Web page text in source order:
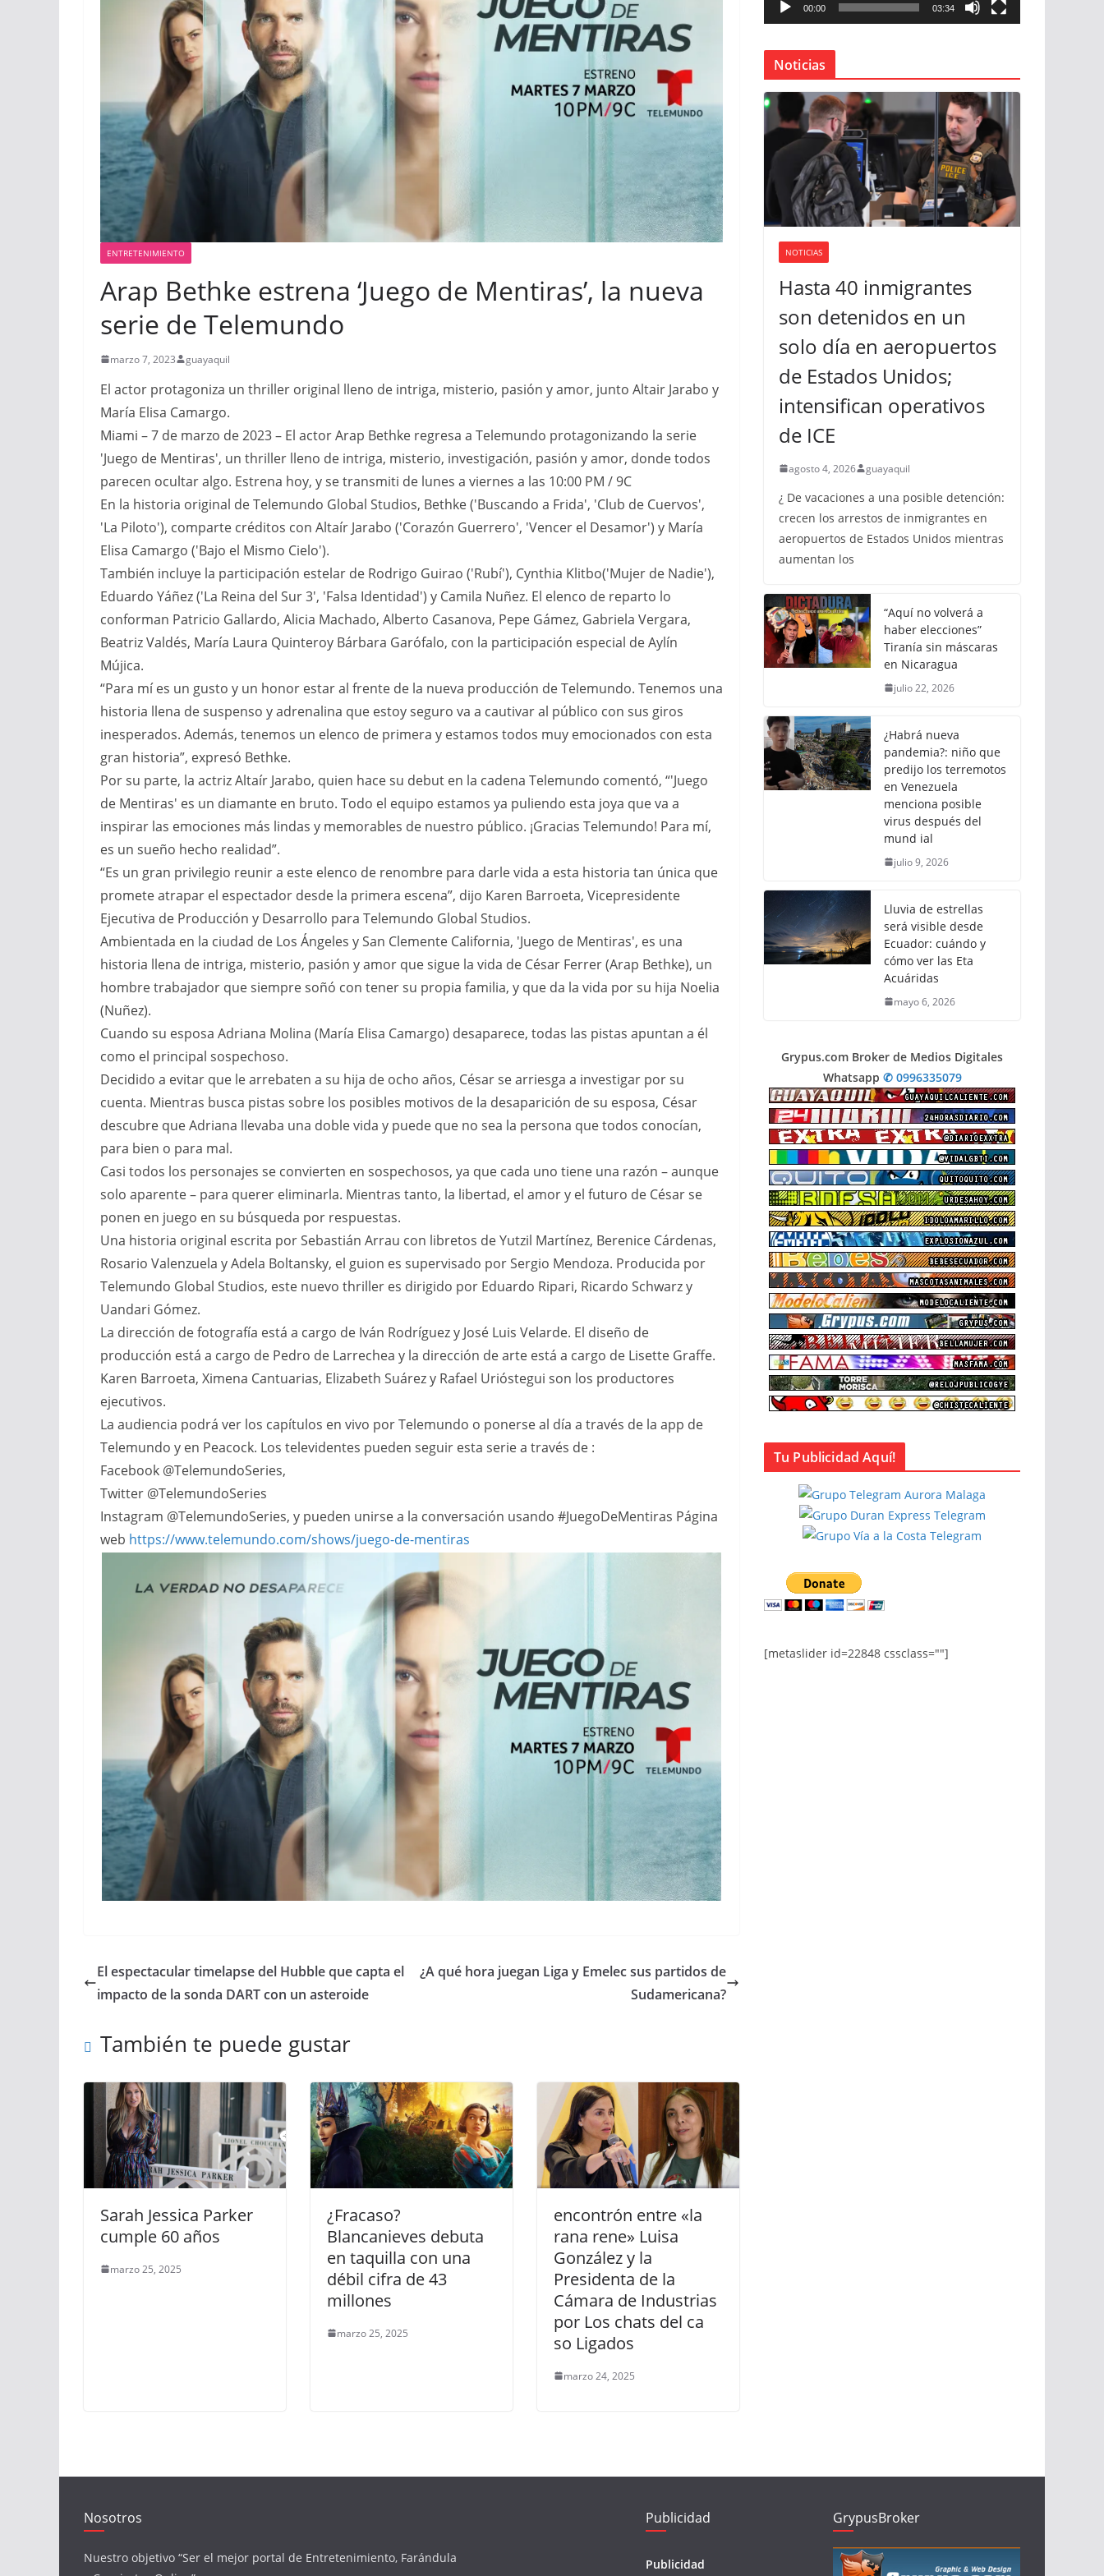
ENTRETENIMIENTO
Arap Bethke estrena ‘Juego de Mentiras’, la nueva
serie de Telemundo
marzo 7, 2023 guayaquil
El actor protagoniza un thriller original lleno de intriga, misterio, pasión y amor, junto Altair Jarabo y
María Elisa Camargo.
Miami – 7 de marzo de 2023 – El actor Arap Bethke regresa a Telemundo protagonizando la serie
'Juego de Mentiras', un thriller lleno de intriga, misterio, investigación, pasión y amor, donde todos
parecen ocultar algo. Estrena hoy, y se transmiti de lunes a viernes a las 10:00 PM / 9C
En la historia original de Telemundo Global Studios, Bethke ('Buscando a Frida', 'Club de Cuervos',
'La Piloto'), comparte créditos con Altaír Jarabo ('Corazón Guerrero', 'Vencer el Desamor') y María
Elisa Camargo ('Bajo el Mismo Cielo').
También incluye la participación estelar de Rodrigo Guirao ('Rubí'), Cynthia Klitbo('Mujer de Nadie'),
Eduardo Yáñez ('La Reina del Sur 3', 'Falsa Identidad') y Camila Nuñez. El elenco de reparto lo
conforman Patricio Gallardo, Alicia Machado, Alberto Casanova, Pepe Gámez, Gabriela Vergara,
Beatriz Valdés, María Laura Quinteroy Bárbara Garófalo, con la participación especial de Aylín
Mújica.
“Para mí es un gusto y un honor estar al frente de la nueva producción de Telemundo. Tenemos una
historia llena de suspenso y adrenalina que estoy seguro va a cautivar al público con sus giros
inesperados. Además, tenemos un elenco de primera y estamos todos muy emocionados con esta
gran historia”, expresó Bethke.
Por su parte, la actriz Altaír Jarabo, quien hace su debut en la cadena Telemundo comentó, “'Juego
de Mentiras' es un diamante en bruto. Todo el equipo estamos ya puliendo esta joya que va a
inspirar las emociones más lindas y memorables de nuestro público. ¡Gracias Telemundo! Para mí,
es un sueño hecho realidad”.
“Es un gran privilegio reunir a este elenco de renombre para darle vida a esta historia tan única que
promete atrapar el espectador desde la primera escena”, dijo Karen Barroeta, Vicepresidente
Ejecutiva de Producción y Desarrollo para Telemundo Global Studios.
Ambientada en la ciudad de Los Ángeles y San Clemente California, 'Juego de Mentiras', es una
historia llena de intriga, misterio, pasión y amor que sigue la vida de César Ferrer (Arap Bethke), un
hombre trabajador que siempre soñó con tener su propia familia, y que da la vida por su hija Noelia
(Nuñez).
Cuando su esposa Adriana Molina (María Elisa Camargo) desaparece, todas las pistas apuntan a él
como el principal sospechoso.
Decidido a evitar que le arrebaten a su hija de ocho años, César se arriesga a investigar por su
cuenta. Mientras busca pistas sobre los posibles motivos de la desaparición de su esposa, César
descubre que Adriana llevaba una doble vida y puede que no sea la persona que todos conocían,
para bien o para mal.
Casi todos los personajes se convierten en sospechosos, ya que cada uno tiene una razón – aunque
solo aparente – para querer eliminarla. Mientras tanto, la libertad, el amor y el futuro de César se
ponen en juego en su búsqueda por respuestas.
Una historia original escrita por Sebastián Arrau con libretos de Yutzil Martínez, Berenice Cárdenas,
Rosario Valenzuela y Adela Boltansky, el guion es supervisado por Sergio Mendoza. Producida por
Telemundo Global Studios, este nuevo thriller es dirigido por Eduardo Ripari, Ricardo Schwarz y
Uandari Gómez.
La dirección de fotografía está a cargo de Iván Rodríguez y José Luis Velarde. El diseño de
producción está a cargo de Pedro de Larrechea y la dirección de arte está a cargo de Lisette Graffe.
Karen Barroeta, Ximena Cantuarias, Elizabeth Suárez y Rafael Urióstegui son los productores
ejecutivos.
La audiencia podrá ver los capítulos en vivo por Telemundo o ponerse al día a través de la app de
Telemundo y en Peacock. Los televidentes pueden seguir esta serie a través de :
Facebook @TelemundoSeries,
Twitter @TelemundoSeries
Instagram @TelemundoSeries, y pueden unirse a la conversación usando #JuegoDeMentiras Página
web https://www.telemundo.com/shows/juego-de-mentiras
El espectacular timelapse del Hubble que capta el
impacto de la sonda DART con un asteroide
¿A qué hora juegan Liga y Emelec sus partidos de
Sudamericana?
También te puede gustar
Sarah Jessica Parker
cumple 60 años
marzo 25, 2025
¿Fracaso?
Blancanieves debuta
en taquilla con una
débil cifra de 43
millones
marzo 25, 2025
encontrón entre «la
rana rene» Luisa
González y la
Presidenta de la
Cámara de Industrias
por Los chats del ca
so Ligados
marzo 24, 2025
t
r
d
e
00:00 03:34
Noticias
NOTICIAS
Hasta 40 inmigrantes
son detenidos en un
solo día en aeropuertos
de Estados Unidos;
intensifican operativos
de ICE
agosto 4, 2026 guayaquil
¿ De vacaciones a una posible detención:
crecen los arrestos de inmigrantes en
aeropuertos de Estados Unidos mientras
aumentan los
“Aquí no volverá a
haber elecciones”
Tiranía sin máscaras
en Nicaragua
julio 22, 2026
¿Habrá nueva
pandemia?: niño que
predijo los terremotos
en Venezuela
menciona posible
virus después del
mund ial
julio 9, 2026
Lluvia de estrellas
será visible desde
Ecuador: cuándo y
cómo ver las Eta
Acuáridas
mayo 6, 2026
Grypus.com Broker de Medios Digitales
Whatsapp ✆ 0996335079
Tu Publicidad Aquí!
[metaslider id=22848 cssclass=""]
Nosotros
Nuestro objetivo “Ser el mejor portal de Entretenimiento, Farándula
Publicidad
Publicidad
GrypusBroker